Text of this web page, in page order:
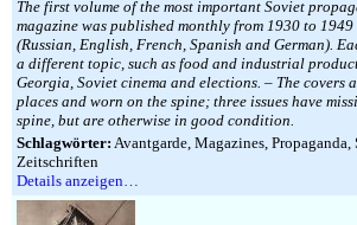
The first volume of the most important Soviet
magazine was published monthly from 1930 to
(Russian, English, French, Spanish and German).
a different topic, such as food and industrial
Georgia, Soviet cinema and elections. – The covers
places and worn on the spine; three issues have
spine, but are otherwise in good condition.
Schlagwörter: Avantgarde, Magazines,
Zeitschriften
Details anzeigen…